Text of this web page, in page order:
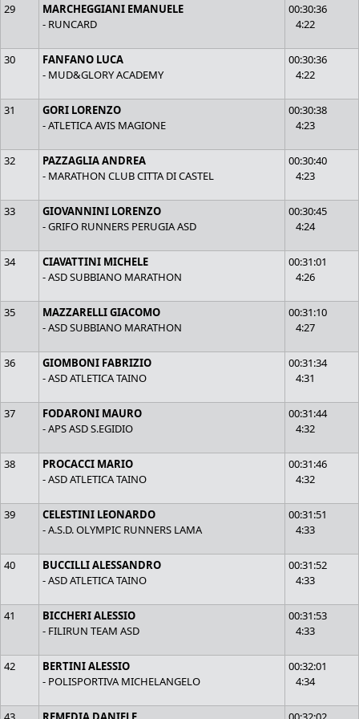
29
MARCHEGGIANI EMANUELE
- RUNCARD
00:30:36
4:22
30
FANFANO LUCA
- MUD&GLORY ACADEMY
00:30:36
4:22
31
GORI LORENZO
- ATLETICA AVIS MAGIONE
00:30:38
4:23
32
PAZZAGLIA ANDREA
- MARATHON CLUB CITTA DI CASTEL
00:30:40
4:23
33
GIOVANNINI LORENZO
- GRIFO RUNNERS PERUGIA ASD
00:30:45
4:24
34
CIAVATTINI MICHELE
- ASD SUBBIANO MARATHON
00:31:01
4:26
35
MAZZARELLI GIACOMO
- ASD SUBBIANO MARATHON
00:31:10
4:27
36
GIOMBONI FABRIZIO
- ASD ATLETICA TAINO
00:31:34
4:31
37
FODARONI MAURO
- APS ASD S.EGIDIO
00:31:44
4:32
38
PROCACCI MARIO
- ASD ATLETICA TAINO
00:31:46
4:32
39
CELESTINI LEONARDO
- A.S.D. OLYMPIC RUNNERS LAMA
00:31:51
4:33
40
BUCCILLI ALESSANDRO
- ASD ATLETICA TAINO
00:31:52
4:33
41
BICCHERI ALESSIO
- FILIRUN TEAM ASD
00:31:53
4:33
42
BERTINI ALESSIO
- POLISPORTIVA MICHELANGELO
00:32:01
4:34